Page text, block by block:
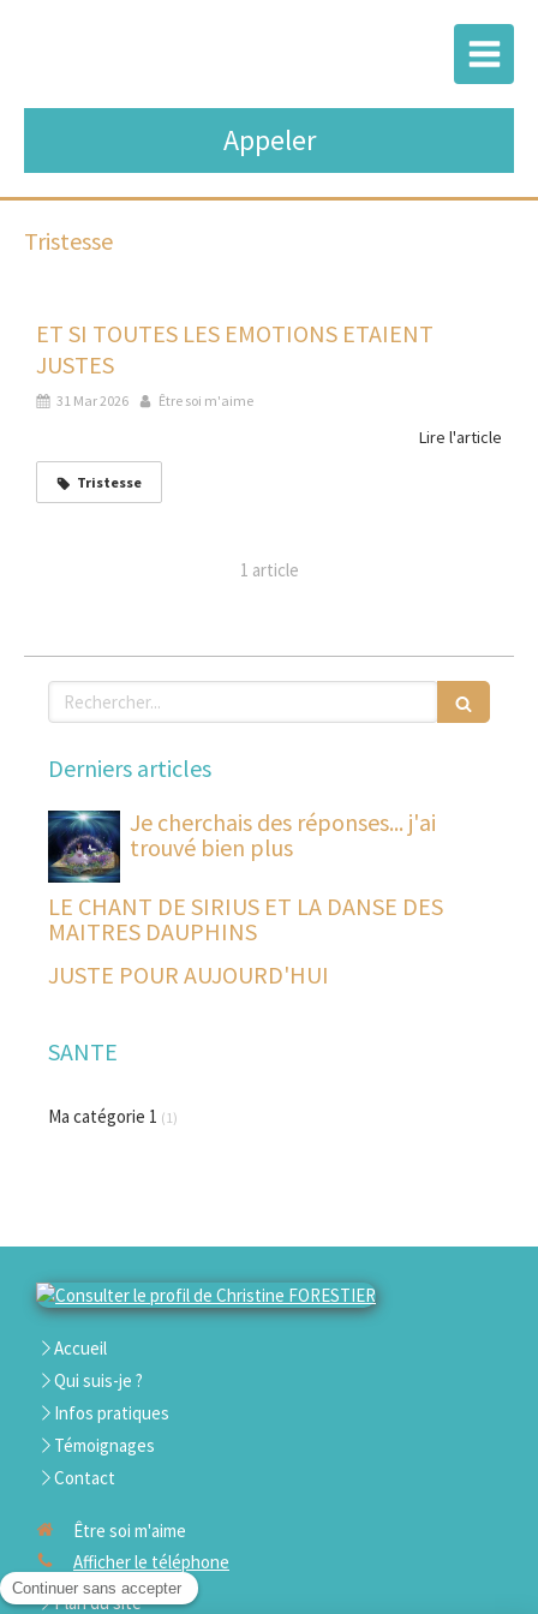
Appeler
Tristesse
ET SI TOUTES LES EMOTIONS ETAIENT
JUSTES
31 Mar 2026 Être soi m'aime
Lire l'article
Tristesse
1 article
Rechercher
Derniers articles
Je cherchais des réponses... j'ai
trouvé bien plus
LE CHANT DE SIRIUS ET LA DANSE DES
MAITRES DAUPHINS
JUSTE POUR AUJOURD'HUI
SANTE
Ma catégorie 1 (1)
Accueil
Qui suis-je ?
Infos pratiques
Témoignages
Contact
Être soi m'aime
Afficher le téléphone
Plan du site